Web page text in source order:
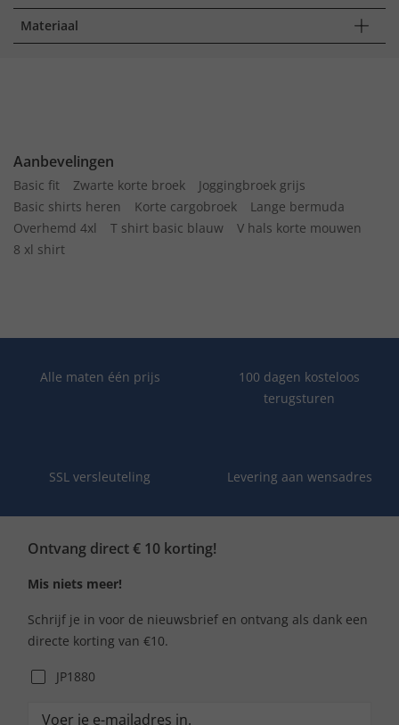
Materiaal
Aanbevelingen
Basic fit Zwarte korte broek
Joggingbroek grijs
Basic shirts heren
Korte cargobroek
Lange bermuda
Overhemd 4xl
T shirt basic blauw
V hals korte mouwen
8 xl shirt
Alle maten één prijs
100 dagen kosteloos
terugsturen
SSL versleuteling Levering aan wensadres
Ontvang direct € 10 korting!
Mis niets meer!
Schrijf je in voor de nieuwsbrief en ontvang als dank een
directe korting van €10.
JP1880